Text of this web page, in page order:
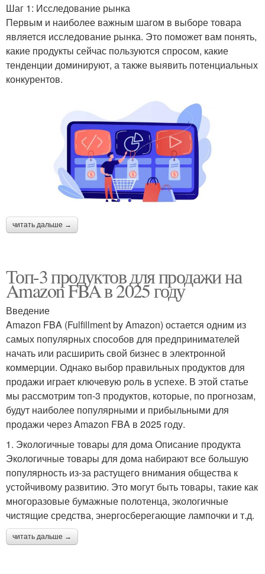
Шаг 1: Исследование рынка
Первым и наиболее важным шагом в выборе товара
является исследование рынка. Это поможет вам понять,
какие продукты сейчас пользуются спросом, какие
тенденции доминируют, а также выявить потенциальных
конкурентов.
читать дальше →
Топ-3 продуктов для продажи на
Amazon FBA в 2025 году
Введение
Amazon FBA (Fulfillment by Amazon) остается одним из
самых популярных способов для предпринимателей
начать или расширить свой бизнес в электронной
коммерции. Однако выбор правильных продуктов для
продажи играет ключевую роль в успехе. В этой статье
мы рассмотрим топ-3 продуктов, которые, по прогнозам,
будут наиболее популярными и прибыльными для
продажи через Amazon FBA в 2025 году.
1. Экологичные товары для дома Описание продукта
Экологичные товары для дома набирают все большую
популярность из-за растущего внимания общества к
устойчивому развитию. Это могут быть товары, такие как
многоразовые бумажные полотенца, экологичные
чистящие средства, энергосберегающие лампочки и т.д.
читать дальше →